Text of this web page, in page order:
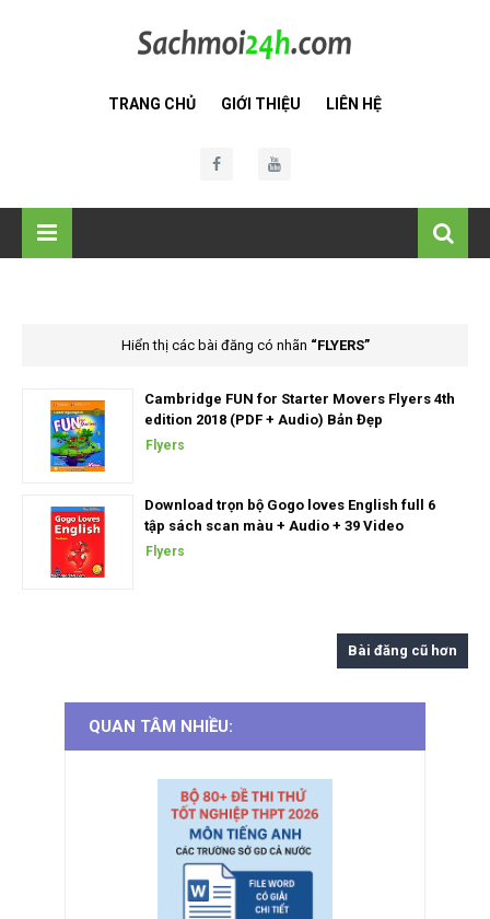
TRANG CHỦ GIỚI THIỆU LIÊN HỆ
Hiển thị các bài đăng có nhãn FLYERS
Cambridge FUN for Starter Movers Flyers 4th
edition 2018 (PDF + Audio) Bản Đẹp
Flyers
Download trọn bộ Gogo loves English full 6
tập sách scan màu + Audio + 39 Video
Flyers
Bài đăng cũ hơn
QUAN TÂM NHIỀU: